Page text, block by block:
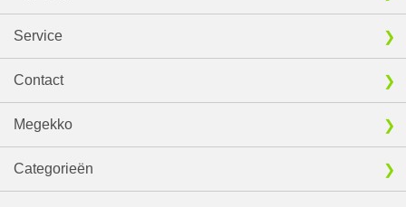
Service
Contact
Megekko
Categorieën